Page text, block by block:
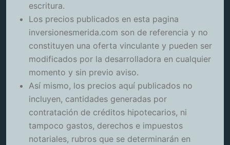
escritura.
Los precios publicados en esta pagina
inversionesmerida.com son de referencia y no
constituyen una oferta vinculante y pueden ser
modificados por la desarrolladora en cualquier
momento y sin previo aviso.
Así mismo, los precios aquí publicados no
incluyen, cantidades generadas por
contratación de créditos hipotecarios, ni
tampoco gastos, derechos e impuestos
notariales, rubros que se determinarán en